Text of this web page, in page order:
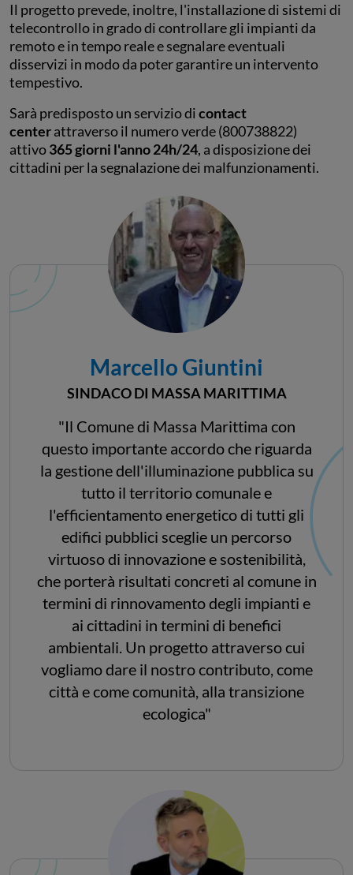
Il progetto prevede, inoltre, l'installazione di sistemi di
telecontrollo in grado di controllare gli impianti da
remoto e in tempo reale e segnalare eventuali
disservizi in modo da poter garantire un intervento
tempestivo.
Sarà predisposto un servizio dicontact
centerattraverso il numero verde (800738822)
attivo365 giorni l'anno 24h/24, a disposizione dei
cittadini per la segnalazione dei malfunzionamenti.
Marcello Giuntini
SINDACO DI MASSA MARITTIMA
"Il Comune di Massa Marittima con
questo importante accordo che riguarda
la gestione dell'illuminazione pubblica su
tutto il territorio comunale e
l'efficientamento energetico di tutti gli
edifici pubblici sceglie un percorso
virtuoso di innovazione e sostenibilità,
che porterà risultati concreti al comune in
termini di rinnovamento degli impianti e
ai cittadini in termini di benefici
ambientali. Un progetto attraverso cui
vogliamo dare il nostro contributo, come
città e come comunità, alla transizione
ecologica"